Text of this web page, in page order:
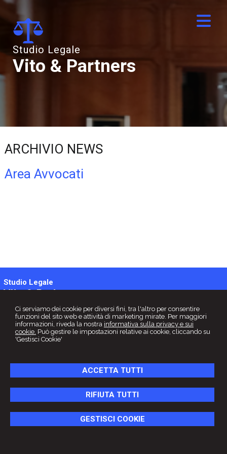
Ci serviamo dei cookie per diversi fini, tra l'altro per consentire
funzioni del sito web e attività di marketing mirate. Per maggiori
informazioni, riveda la nostra informativa sulla privacy e sui
cookie. Può gestire le impostazioni relative ai cookie, cliccando su
'Gestisci Cookie'
ACCETTA TUTTI
RIFIUTA TUTTI
GESTISCI COOKIE
Studio Legale
Vito & Partners
ARCHIVIO NEWS
Area Avvocati
Studio Legale
Vito & Partners
06.80690945Fax06.80662091
© 2026 Copyright Studio Legale Vito & Partners . Tutti i diritti riservati |
P.IVA 10676520587 |Gestisci Cookie-Sitemap-Privacy-Cookie policy
Credits